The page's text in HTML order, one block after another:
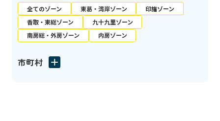
全てのゾーン 東葛・湾岸ゾーン
印旛ゾーン
香取・東総ゾーン
九十九里ゾーン
南房総・外房ゾーン
内房ゾーン
市町村